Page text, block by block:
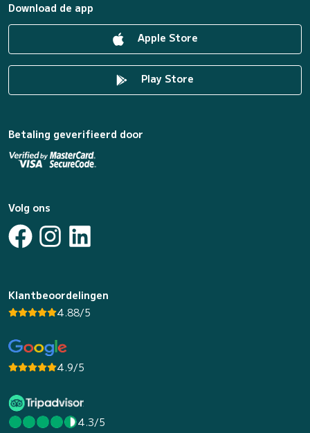
Download de app
Apple Store
Play Store
Betaling geverifieerd door
Volg ons
Klantbeoordelingen
4.88/5
4.9/5
4.3/5